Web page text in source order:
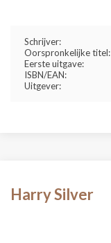
Schrijver:
Oorspronkelijke titel:
Eerste uitgave:
ISBN/EAN:
Uitgever:
Harry Silver